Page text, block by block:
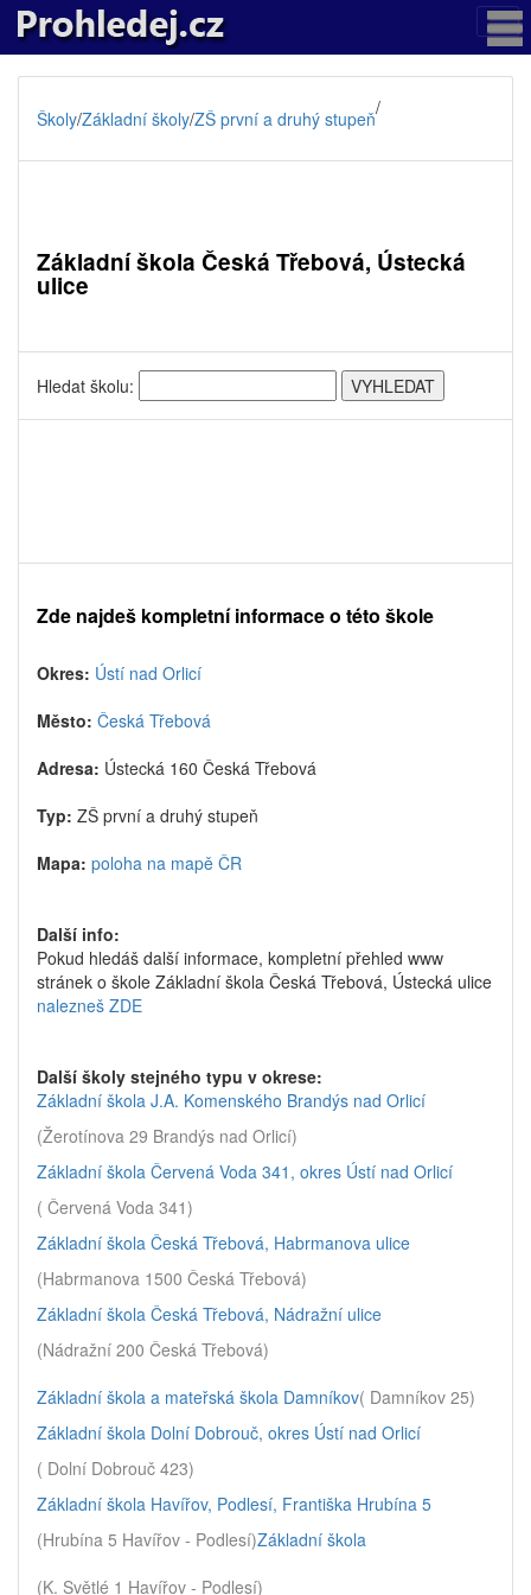
Školy/Základní školy/ZŠ první a druhý stupeň/
Základní škola Česká Třebová, Ústecká
ulice
Hledat školu:
Zde najdeš kompletní informace o této škole
Okres: Ústí nad Orlicí
Město: Česká Třebová
Adresa: Ústecká 160 Česká Třebová
Typ: ZŠ první a druhý stupeň
Mapa: poloha na mapě ČR
Další info:
Pokud hledáš další informace, kompletní přehled www
stránek o škole Základní škola Česká Třebová, Ústecká ulice
nalezneš ZDE
Další školy stejného typu v okrese:
Základní škola J.A. Komenského Brandýs nad Orlicí
(Žerotínova 29 Brandýs nad Orlicí)
Základní škola Červená Voda 341, okres Ústí nad Orlicí
( Červená Voda 341)
Základní škola Česká Třebová, Habrmanova ulice
(Habrmanova 1500 Česká Třebová)
Základní škola Česká Třebová, Nádražní ulice
(Nádražní 200 Česká Třebová)
Základní škola a mateřská škola Damníkov( Damníkov 25)
Základní škola Dolní Dobrouč, okres Ústí nad Orlicí
( Dolní Dobrouč 423)
Základní škola Havířov, Podlesí, Františka Hrubína 5
(Hrubína 5 Havířov - Podlesí)Základní škola
(K. Světlé 1 Havířov - Podlesí)